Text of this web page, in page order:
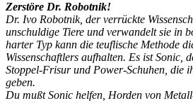
Zerstöre Dr. Robotnik!
Dr. Ivo Robotnik, der verrückte
unschuldige Tiere und verwandelt sie in
harter Typ kann die teuflische Methode
Wissenschaftlers aufhalten. Es ist Sonic,
Stoppel-Frisur und Power-Schuhen, die
geben.
Du mußt Sonic helfen, Horden von